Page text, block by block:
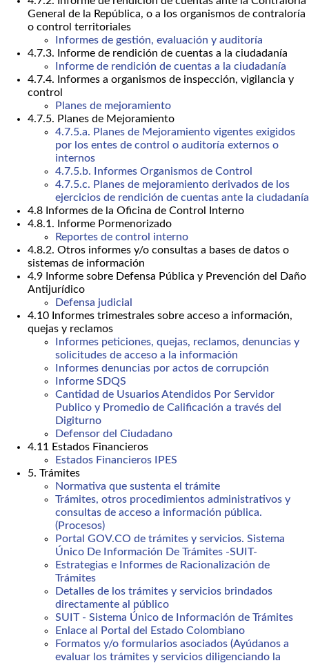
General de la República, o a los organismos de contraloría
o control territoriales
Informes de gestión, evaluación y auditoría
4.7.3. Informe de rendición de cuentas a la ciudadanía
Informe de rendición de cuentas a la ciudadanía
4.7.4. Informes a organismos de inspección, vigilancia y
control
Planes de mejoramiento
4.7.5. Planes de Mejoramiento
4.7.5.a. Planes de Mejoramiento vigentes exigidos
por los entes de control o auditoría externos o
internos
4.7.5.b. Informes Organismos de Control
4.7.5.c. Planes de mejoramiento derivados de los
ejercicios de rendición de cuentas ante la ciudadanía
4.8 Informes de la Oficina de Control Interno
4.8.1. Informe Pormenorizado
Reportes de control interno
4.8.2. Otros informes y/o consultas a bases de datos o
sistemas de información
4.9 Informe sobre Defensa Pública y Prevención del Daño
Antijurídico
Defensa judicial
4.10 Informes trimestrales sobre acceso a información,
quejas y reclamos
Informes peticiones, quejas, reclamos, denuncias y
solicitudes de acceso a la información
Informes denuncias por actos de corrupción
Informe SDQS
Cantidad de Usuarios Atendidos Por Servidor
Publico y Promedio de Calificación a través del
Digiturno
Defensor del Ciudadano
4.11 Estados Financieros
Estados Financieros IPES
5. Trámites
Normativa que sustenta el trámite
Trámites, otros procedimientos administrativos y
consultas de acceso a información pública.
(Procesos)
Portal GOV.CO de trámites y servicios. Sistema
Único De Información De Trámites -SUIT-
Estrategias e Informes de Racionalización de
Trámites
Detalles de los trámites y servicios brindados
directamente al público
SUIT - Sistema Único de Información de Trámites
Enlace al Portal del Estado Colombiano
Formatos y/o formularios asociados (Ayúdanos a
evaluar los trámites y servicios diligenciando la